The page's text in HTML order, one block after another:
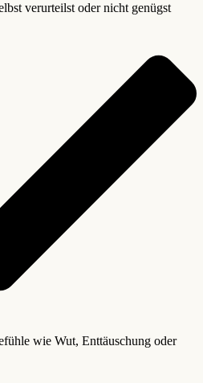
verurteilst oder nicht genügst
wie Wut, Enttäuschung oder